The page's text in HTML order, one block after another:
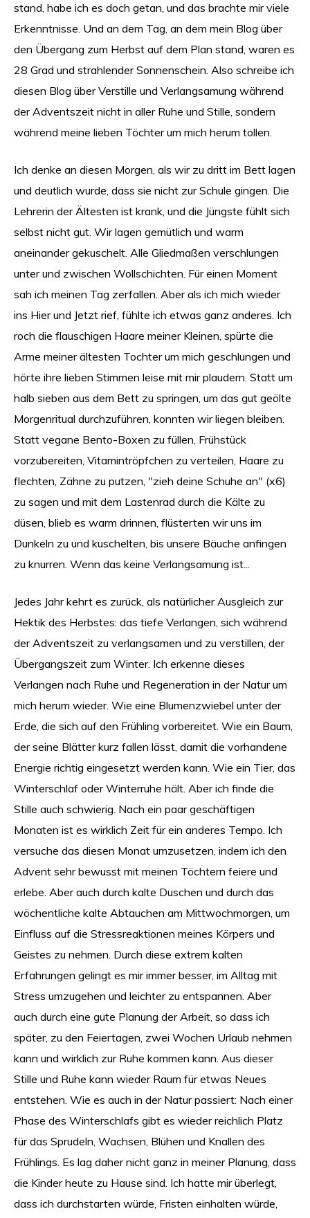
stand, habe ich es doch getan, und das brachte mir viele
Erkenntnisse. Und an dem Tag, an dem mein Blog über
den Übergang zum Herbst auf dem Plan stand, waren es
28 Grad und strahlender Sonnenschein. Also schreibe ich
diesen Blog über Verstille und Verlangsamung während
der Adventszeit nicht in aller Ruhe und Stille, sondern
während meine lieben Töchter um mich herum tollen.
Ich denke an diesen Morgen, als wir zu dritt im Bett lagen
und deutlich wurde, dass sie nicht zur Schule gingen. Die
Lehrerin der Ältesten ist krank, und die Jüngste fühlt sich
selbst nicht gut. Wir lagen gemütlich und warm
aneinander gekuschelt. Alle Gliedmaßen verschlungen
unter und zwischen Wollschichten. Für einen Moment
sah ich meinen Tag zerfallen. Aber als ich mich wieder
ins Hier und Jetzt rief, fühlte ich etwas ganz anderes. Ich
roch die flauschigen Haare meiner Kleinen, spürte die
Arme meiner ältesten Tochter um mich geschlungen und
hörte ihre lieben Stimmen leise mit mir plaudern. Statt um
halb sieben aus dem Bett zu springen, um das gut geölte
Morgenritual durchzuführen, konnten wir liegen bleiben.
Statt vegane Bento-Boxen zu füllen, Frühstück
vorzubereiten, Vitamintröpfchen zu verteilen, Haare zu
flechten, Zähne zu putzen, "zieh deine Schuhe an" (x6)
zu sagen und mit dem Lastenrad durch die Kälte zu
düsen, blieb es warm drinnen, flüsterten wir uns im
Dunkeln zu und kuschelten, bis unsere Bäuche anfingen
zu knurren. Wenn das keine Verlangsamung ist...
Jedes Jahr kehrt es zurück, als natürlicher Ausgleich zur
Hektik des Herbstes: das tiefe Verlangen, sich während
der Adventszeit zu verlangsamen und zu verstillen, der
Übergangszeit zum Winter. Ich erkenne dieses
Verlangen nach Ruhe und Regeneration in der Natur um
mich herum wieder. Wie eine Blumenzwiebel unter der
Erde, die sich auf den Frühling vorbereitet. Wie ein Baum,
der seine Blätter kurz fallen lässt, damit die vorhandene
Energie richtig eingesetzt werden kann. Wie ein Tier, das
Winterschlaf oder Winterruhe hält. Aber ich finde die
Stille auch schwierig. Nach ein paar geschäftigen
Monaten ist es wirklich Zeit für ein anderes Tempo. Ich
versuche das diesen Monat umzusetzen, indem ich den
Advent sehr bewusst mit meinen Töchtern feiere und
erlebe. Aber auch durch kalte Duschen und durch das
wöchentliche kalte Abtauchen am Mittwochmorgen, um
Einfluss auf die Stressreaktionen meines Körpers und
Geistes zu nehmen. Durch diese extrem kalten
Erfahrungen gelingt es mir immer besser, im Alltag mit
Stress umzugehen und leichter zu entspannen. Aber
auch durch eine gute Planung der Arbeit, so dass ich
später, zu den Feiertagen, zwei Wochen Urlaub nehmen
kann und wirklich zur Ruhe kommen kann. Aus dieser
Stille und Ruhe kann wieder Raum für etwas Neues
entstehen. Wie es auch in der Natur passiert: Nach einer
Phase des Winterschlafs gibt es wieder reichlich Platz
für das Sprudeln, Wachsen, Blühen und Knallen des
Frühlings. Es lag daher nicht ganz in meiner Planung, dass
die Kinder heute zu Hause sind. Ich hatte mir überlegt,
dass ich durchstarten würde, Fristen einhalten würde,